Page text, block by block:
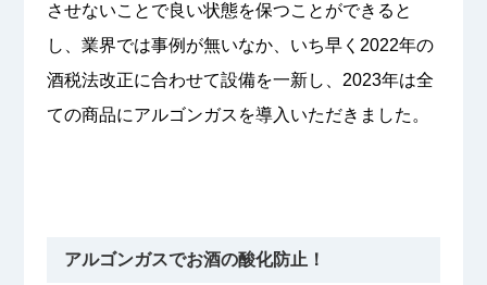
させないことで良い状態を保つことができると
し、業界では事例が無いなか、いち早く2022年の
酒税法改正に合わせて設備を一新し、2023年は全
ての商品にアルゴンガスを導入いただきました。
アルゴンガスでお酒の酸化防止！